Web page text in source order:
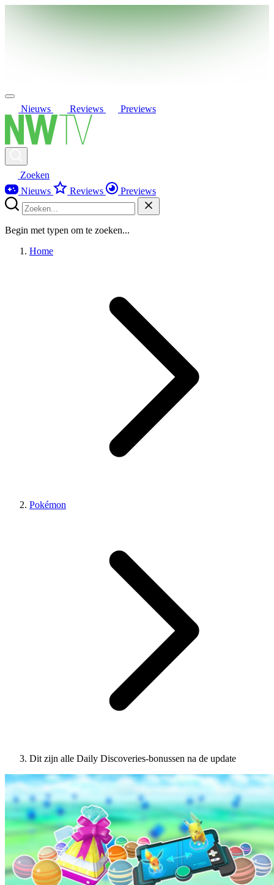
Nieuws Reviews Previews
Zoeken
Nieuws
Reviews Previews
Begin met typen om te zoeken...
Home
Pokémon
Dit zijn alle Daily Discoveries-bonussen na de update